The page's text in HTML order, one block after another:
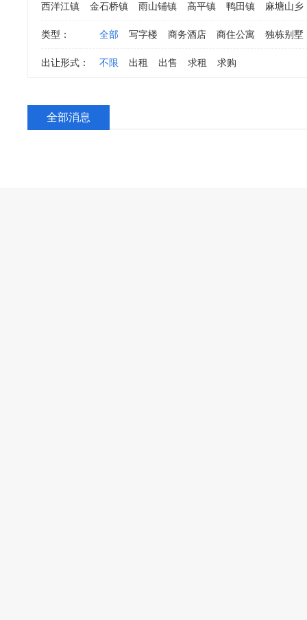
西洋江镇 金石桥镇 雨山铺镇 高平镇 鸭田镇 麻塘山乡
类型： 全部 写字楼 商务酒店 商住公寓 独栋别墅
出让形式： 不限 出租 出售 求租 求购
全部消息